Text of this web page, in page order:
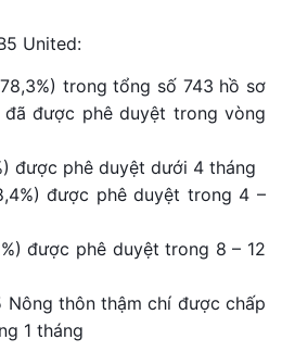
United:
trong tổng số 743 hồ sơ
được phê duyệt trong vòng
được phê duyệt dưới 4 tháng
được phê duyệt trong 4 –
được phê duyệt trong 8 – 12
Nông thôn thậm chí được chấp
1 tháng